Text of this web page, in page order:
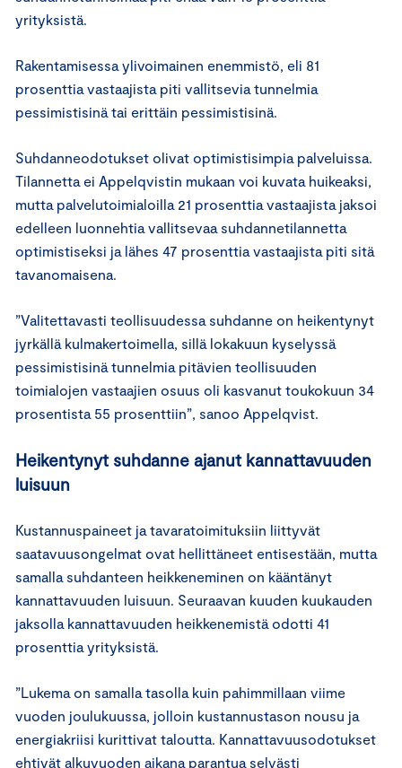
yrityksistä.
Rakentamisessa ylivoimainen enemmistö, eli 81
prosenttia vastaajista piti vallitsevia tunnelmia
pessimistisinä tai erittäin pessimistisinä.
Suhdanneodotukset olivat optimistisimpia palveluissa.
Tilannetta ei Appelqvistin mukaan voi kuvata huikeaksi,
mutta palvelutoimialoilla 21 prosenttia vastaajista jaksoi
edelleen luonnehtia vallitsevaa suhdannetilannetta
optimistiseksi ja lähes 47 prosenttia vastaajista piti sitä
tavanomaisena.
”Valitettavasti teollisuudessa suhdanne on heikentynyt
jyrkällä kulmakertoimella, sillä lokakuun kyselyssä
pessimistisinä tunnelmia pitävien teollisuuden
toimialojen vastaajien osuus oli kasvanut toukokuun 34
prosentista 55 prosenttiin”, sanoo Appelqvist.
Heikentynyt suhdanne ajanut kannattavuuden
luisuun
Kustannuspaineet ja tavaratoimituksiin liittyvät
saatavuusongelmat ovat hellittäneet entisestään, mutta
samalla suhdanteen heikkeneminen on kääntänyt
kannattavuuden luisuun. Seuraavan kuuden kuukauden
jaksolla kannattavuuden heikkenemistä odotti 41
prosenttia yrityksistä.
”Lukema on samalla tasolla kuin pahimmillaan viime
vuoden joulukuussa, jolloin kustannustason nousu ja
energiakriisi kurittivat taloutta. Kannattavuusodotukset
ehtivät alkuvuoden aikana parantua selvästi